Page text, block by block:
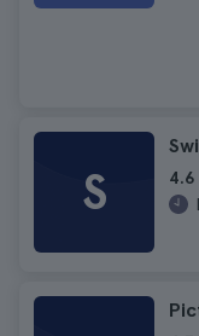
S 4.6